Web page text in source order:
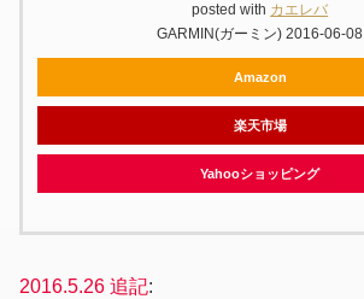
posted with カエレバ
GARMIN(ガーミン) 2016-06-08
Amazon
楽天市場
Yahooショッピング
2016.5.26 追記: